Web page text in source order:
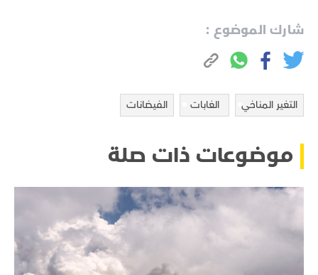
شارك الموضوع :
التغير المناخي الغابات الفيضانات
موضوعات ذات صلة